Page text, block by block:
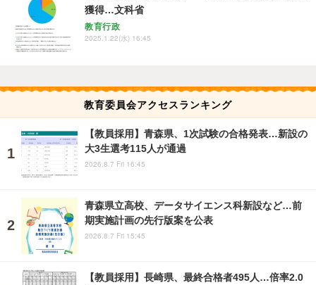
獲得…文科省
教育行政
2025.1.22(水) 16:45
教育委員会アクセスランキング
【教員採用】青森県、1次試験の合格発表…新設の
大3生選考115人が通過
2026.8.7 Fri 16:45
青森県立高校、データサイエンス科新設など…前
期実施計画の先行版案を公表
2026.8.7 Fri 15:45
【教員採用】長崎県、最終合格者495人…倍率2.0